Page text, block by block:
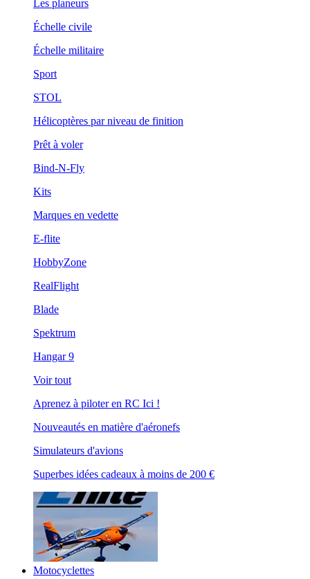
Les planeurs
Échelle civile
Échelle militaire
Sport
STOL
Hélicoptères par niveau de finition
Prêt à voler
Bind-N-Fly
Kits
Marques en vedette
E-flite
HobbyZone
RealFlight
Blade
Spektrum
Hangar 9
Voir tout
Aprenez à piloter en RC Ici !
Nouveautés en matière d'aéronefs
Simulateurs d'avions
Superbes idées cadeaux à moins de 200 €
Motocyclettes